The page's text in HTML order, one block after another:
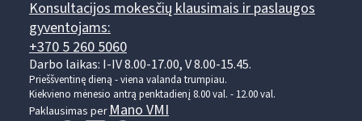
Konsultacijos mokesčių klausimais ir paslaugos
gyventojams:
+370 5 260 5060
Darbo laikas: I-IV 8.00-17.00, V 8.00-15.45.
Prieššventinę dieną - viena valanda trumpiau.
Kiekvieno mėnesio antrą penktadienį 8.00 val. - 12.00 val.
Paklausimas perMano VMI